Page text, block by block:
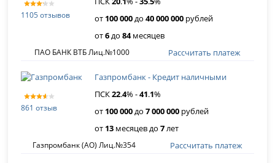
1105 отзывов
от 100 000до40 000 000 рублей
от6до84месяцев
ПАО БАНК ВТБ Лиц.№1000 Рассчитать платеж
861 отзыв
Газпромбанк - Кредит наличными
ПСК22.4% -41.1%
от 100 000до7 000 000 рублей
от 13 месяцев до7лет
Газпромбанк (АО) Лиц.№354 Рассчитать платеж